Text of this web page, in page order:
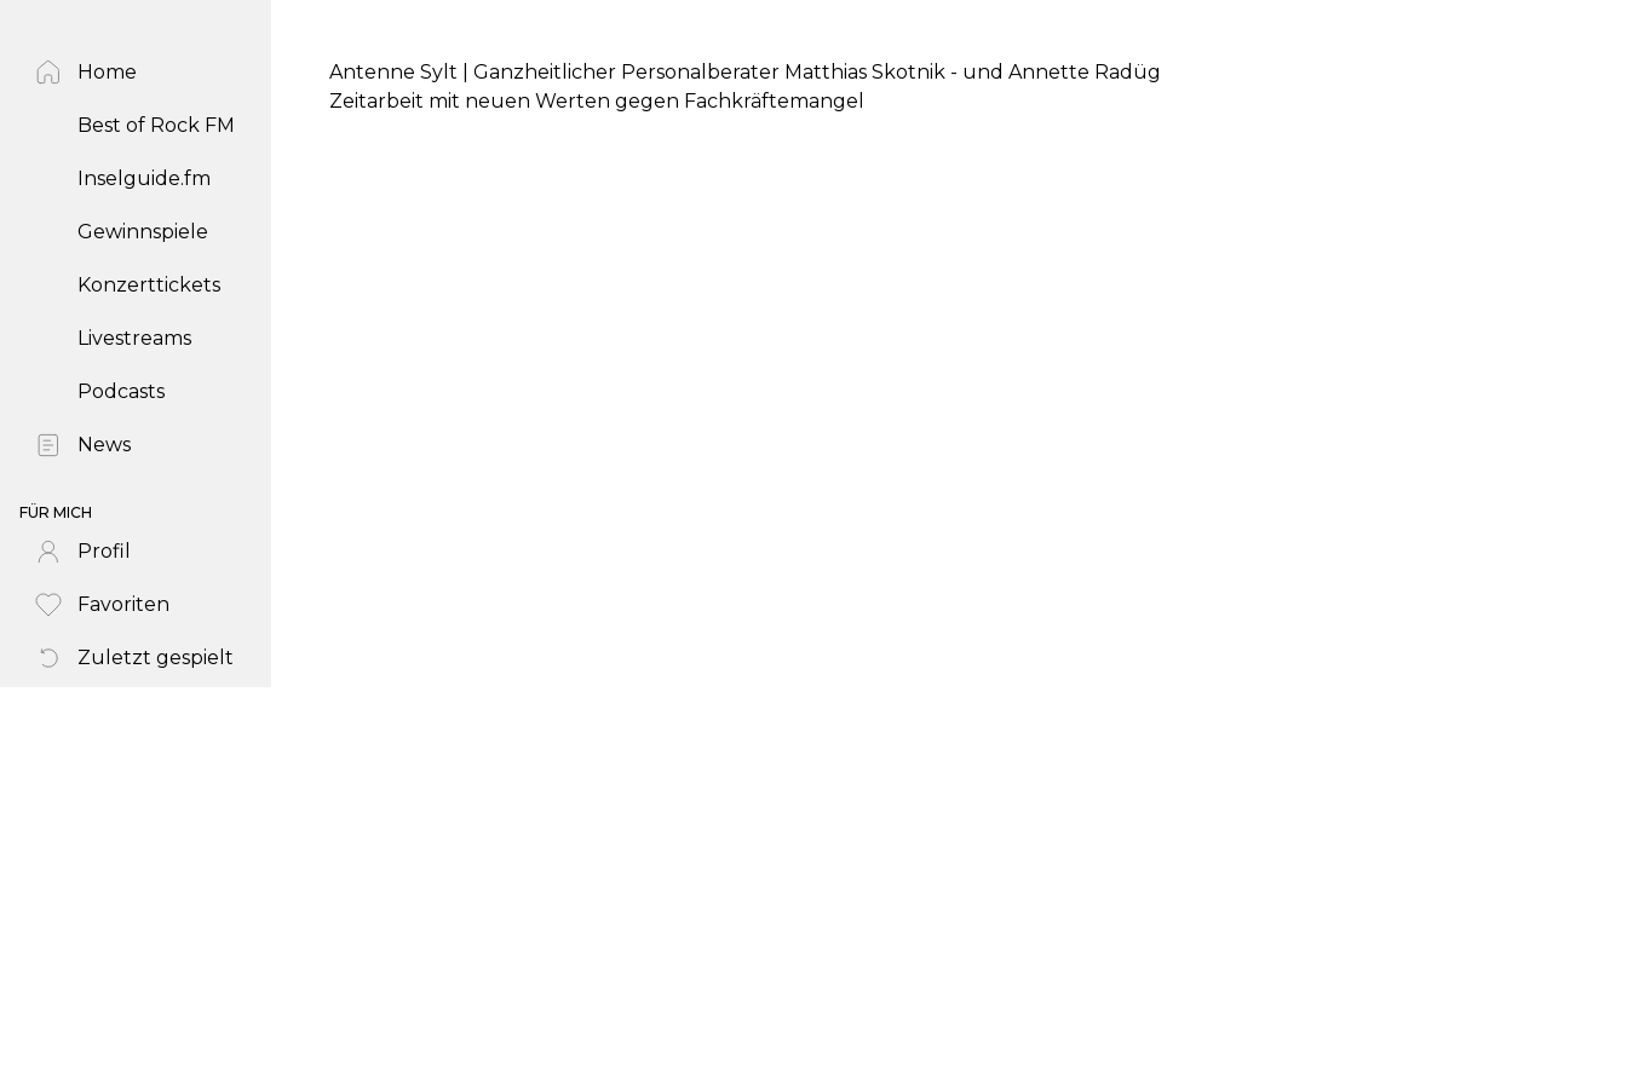
Home
Best of Rock FM
Inselguide.fm
Gewinnspiele
Konzerttickets
Livestreams
Podcasts
News
FÜR MICH
Profil
Favoriten
Zuletzt gespielt
Antenne Sylt | Ganzheitlicher Personalberater Matthias Skotnik - und Annette Radüg
Zeitarbeit mit neuen Werten gegen Fachkräftemangel